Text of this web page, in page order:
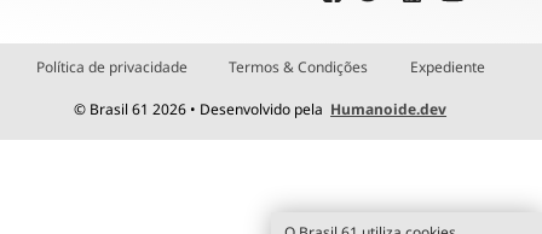
Política de privacidade Termos & Condições Expediente
© Brasil 61 2026 • Desenvolvido pela Humanoide.dev